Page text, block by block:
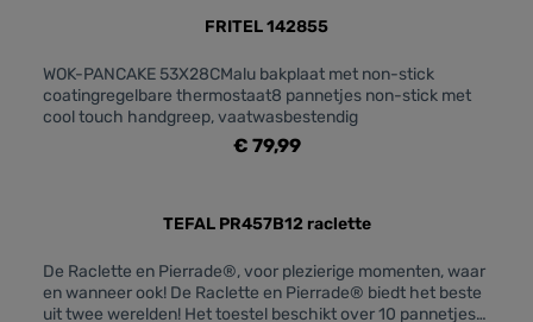
FRITEL 142855
WOK-PANCAKE 53X28CMalu bakplaat met non-stick
coatingregelbare thermostaat8 pannetjes non-stick met
cool touch handgreep, vaatwasbestendig
€ 79,99
TEFAL PR457B12 raclette
De Raclette en Pierrade®, voor plezierige momenten, waar
en wanneer ook! De Raclette en Pierrade® biedt het beste
uit twee werelden! Het toestel beschikt over 10 pannetjes